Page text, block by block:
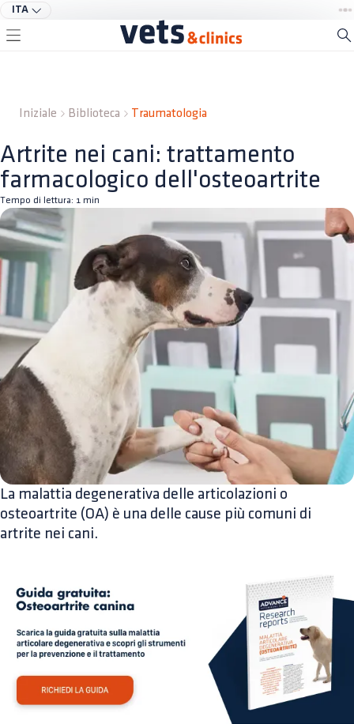
ITA
Iniziale Biblioteca Traumatologia
Artrite nei cani: trattamento
farmacologico dell'osteoartrite
Tempo di lettura: 1 min
La malattia degenerativa delle articolazioni o
osteoartrite (OA) è una delle cause più comuni di
artrite nei cani.